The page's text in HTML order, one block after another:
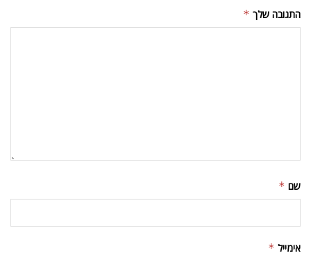
התגובה שלך *
שם *
אימייל *